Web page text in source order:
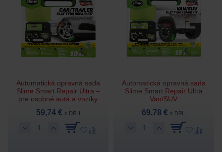
Automatická opravná sada
Slime Smart Repair Ultra –
pre osobné autá a vozíky
59,74 € s DPH
Automatická opravná sada
Slime Smart Repair Ultra
Van/SUV
69,78 € s DPH